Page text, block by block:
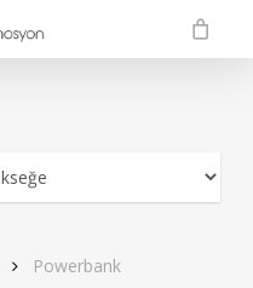
Powerbank